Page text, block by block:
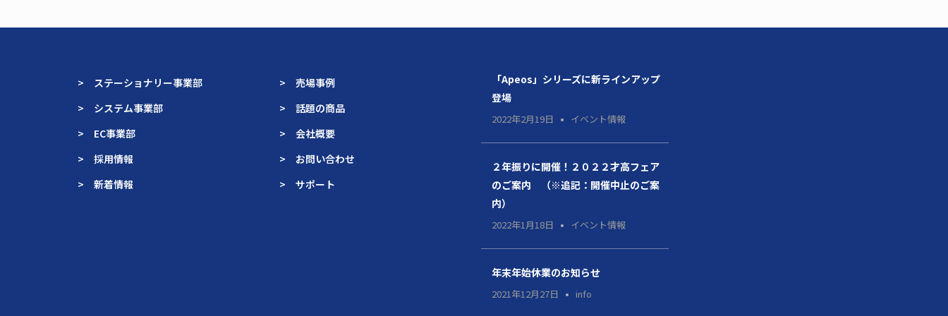
> ステーショナリー事業部
> システム事業部
> EC事業部
> 採用情報
> 新着情報
> 売場事例
> 話題の商品
> 会社概要
> お問い合わせ
> サポート
「Apeos」シリーズに新ラインアップ
登場
2022年2月19日 イベント情報
２年振りに開催！２０２２才高フェア
のご案内 （※追記：開催中止のご案
内）
2022年1月18日 イベント情報
年末年始休業のお知らせ
2021年12月27日 info